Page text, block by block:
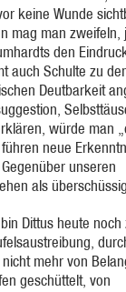
keine Wunde
mag man zweifeln,
den
auch Schulte zu
Deutbarkeit
würde man
neue
unseren
als
Dittus heute noch
mehr von
geschüttelt, von